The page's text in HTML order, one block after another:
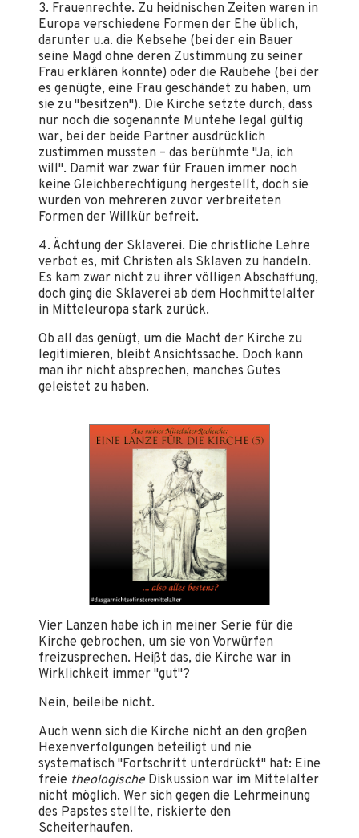
3. Frauenrechte. Zu heidnischen Zeiten waren in
Europa verschiedene Formen der Ehe üblich,
darunter u.a. die Kebsehe (bei der ein Bauer
seine Magd ohne deren Zustimmung zu seiner
Frau erklären konnte) oder die Raubehe (bei der
es genügte, eine Frau geschändet zu haben, um
sie zu "besitzen"). Die Kirche setzte durch, dass
nur noch die sogenannte Muntehe legal gültig
war, bei der beide Partner ausdrücklich
zustimmen mussten – das berühmte "Ja, ich
will". Damit war zwar für Frauen immer noch
keine Gleichberechtigung hergestellt, doch sie
wurden von mehreren zuvor verbreiteten
Formen der Willkür befreit.
4. Ächtung der Sklaverei. Die christliche Lehre
verbot es, mit Christen als Sklaven zu handeln.
Es kam zwar nicht zu ihrer völligen Abschaffung,
doch ging die Sklaverei ab dem Hochmittelalter
in Mitteleuropa stark zurück.
Ob all das genügt, um die Macht der Kirche zu
legitimieren, bleibt Ansichtssache. Doch kann
man ihr nicht absprechen, manches Gutes
geleistet zu haben.
Vier Lanzen habe ich in meiner Serie für die
Kirche gebrochen, um sie von Vorwürfen
freizusprechen. Heißt das, die Kirche war in
Wirklichkeit immer "gut"?
Nein, beileibe nicht.
Auch wenn sich die Kirche nicht an den großen
Hexenverfolgungen beteiligt und nie
systematisch "Fortschritt unterdrückt" hat: Eine
freie theologischeDiskussion war im Mittelalter
nicht möglich. Wer sich gegen die Lehrmeinung
des Papstes stellte, riskierte den
Scheiterhaufen.